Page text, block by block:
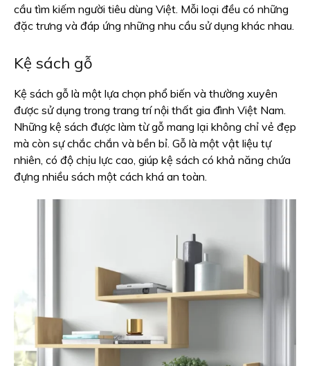
cầu tìm kiếm người tiêu dùng Việt. Mỗi loại đều có những
đặc trưng và đáp ứng những nhu cầu sử dụng khác nhau.
Kệ sách gỗ
Kệ sách gỗ là một lựa chọn phổ biến và thường xuyên
được sử dụng trong trang trí nội thất gia đình Việt Nam.
Những kệ sách được làm từ gỗ mang lại không chỉ vẻ đẹp
mà còn sự chắc chắn và bền bỉ. Gỗ là một vật liệu tự
nhiên, có độ chịu lực cao, giúp kệ sách có khả năng chứa
đựng nhiều sách một cách khá an toàn.